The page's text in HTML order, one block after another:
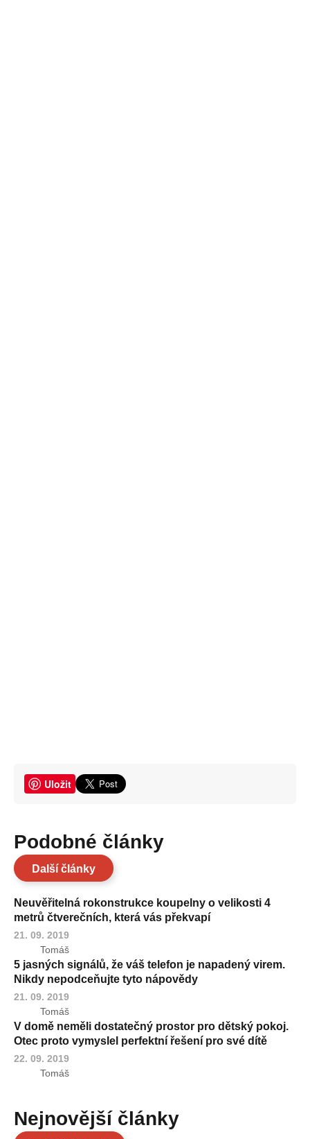
Uložit
Podobné články
Další články
Neuvěřitelná rokonstrukce koupelny o velikosti 4
metrů čtverečních, která vás překvapí
21. 09. 2019
Tomáš
5 jasných signálů, že váš telefon je napadený virem.
Nikdy nepodceňujte tyto nápovědy
21. 09. 2019
Tomáš
V domě neměli dostatečný prostor pro dětský pokoj.
Otec proto vymyslel perfektní řešení pro své dítě
22. 09. 2019
Tomáš
Nejnovější články